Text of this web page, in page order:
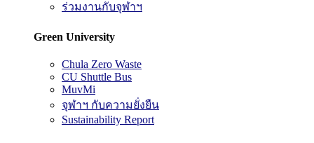
ร่วมงานกับจุฬาฯ
Green University
Chula Zero Waste
CU Shuttle Bus
MuvMi
จุฬาฯ กับความยั่งยืน
Sustainability Report